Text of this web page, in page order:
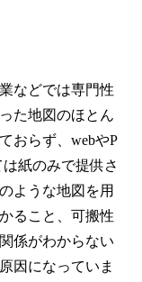
などでは専門性
た地図のほとん
おらず、webやP
紙のみで提供さ
ような地図を用
ること、可搬性
係がわからない
因になっていま